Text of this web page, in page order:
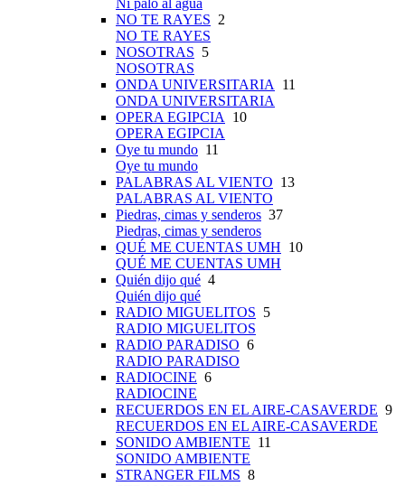
Ni palo al agua
NO TE RAYES 2
NO TE RAYES
NOSOTRAS 5
NOSOTRAS
ONDA UNIVERSITARIA
11
ONDA UNIVERSITARIA
OPERA EGIPCIA
10
OPERA EGIPCIA
Oye tu mundo 11
Oye tu mundo
PALABRAS AL VIENTO 13
PALABRAS AL VIENTO
Piedras, cimas y senderos 37
Piedras, cimas y senderos
QUÉ ME CUENTAS UMH 10
QUÉ ME CUENTAS UMH
Quién dijo qué 4
Quién dijo qué
RADIO MIGUELITOS 5
RADIO MIGUELITOS
RADIO PARADISO 6
RADIO PARADISO
RADIOCINE 6
RADIOCINE
RECUERDOS EN EL AIRE-CASAVERDE 9
RECUERDOS EN EL AIRE-CASAVERDE
SONIDO AMBIENTE 11
SONIDO AMBIENTE
STRANGER FILMS 8